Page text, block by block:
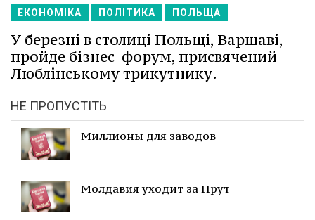
ЕКОНОМІКА ПОЛІТИКА ПОЛЬЩА
У березні в столиці Польщі, Варшаві,
пройде бізнес-форум, присвячений
Люблінському трикутнику.
НЕ ПРОПУСТІТЬ
Миллионы для заводов
Молдавия уходит за Прут